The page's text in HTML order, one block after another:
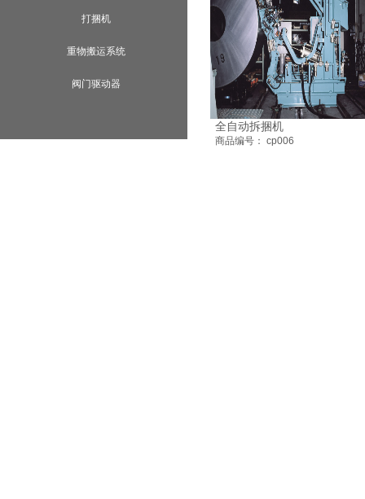
全自动拆捆机
商品编号： cp006
打捆机
重物搬运系统
阀门驱动器